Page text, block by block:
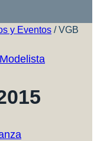
y Eventos / VGB